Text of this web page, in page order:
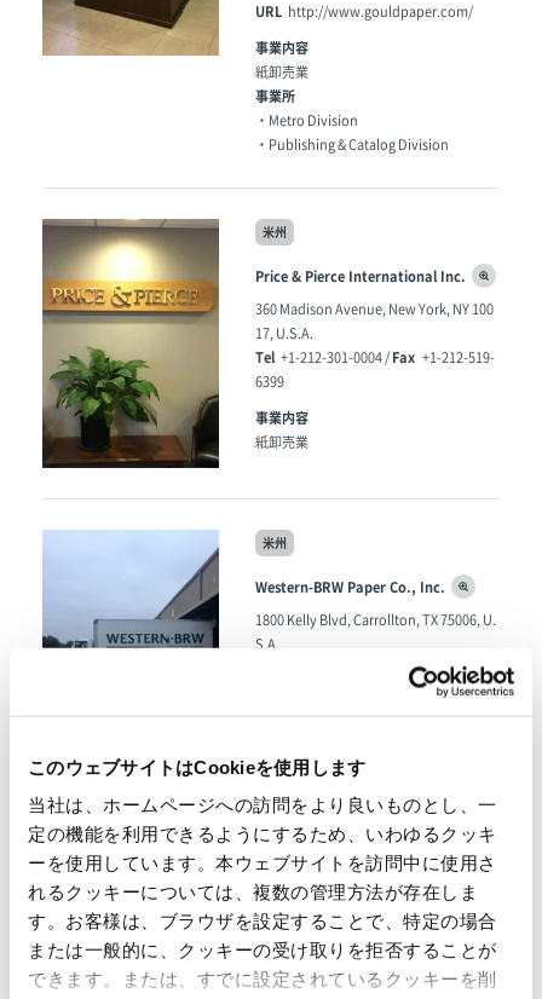
このウェブサイトはCookieを使用します
当社は、ホームページへの訪問をより良いものとし、一
定の機能を利用できるようにするため、いわゆるクッキ
ーを使用しています。本ウェブサイトを訪問中に使用さ
れるクッキーについては、複数の管理方法が存在しま
す。お客様は、ブラウザを設定することで、特定の場合
または一般的に、クッキーの受け取りを拒否することが
できます。または、すでに設定されているクッキーを削
URL http://www.gouldpaper.com/
事業内容
紙卸売業
事業所
・Metro Division
・Publishing & Catalog Division
米州
Price & Pierce International Inc.
360 Madison Avenue, New York, NY 100
17, U.S.A.
Tel +1-212-301-0004 / Fax +1-212-519-
6399
事業内容
紙卸売業
米州
Western-BRW Paper Co., Inc.
1800 Kelly Blvd, Carrollton, TX 75006, U.
S.A.
Fax +1-469-568-
URL http://www.westernbrw.com/
紙卸売業
事業所
・Western-BRW Paper Co., Inc. - Baxter
・Western-BRW Paper Co., Inc. - Baxter
Clean Care - Longview
・Western-BRW Paper Co., Inc. - High P
oint - Houston